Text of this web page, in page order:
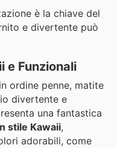
è la chiave del
e divertente può
e Funzionali
ordine penne, matite
divertente e
una fantastica
stile Kawaii,
adorabili, come